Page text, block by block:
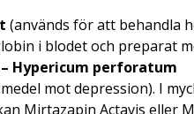
(används för att behandla
i blodet och preparat
Hypericum perforatum
mot depression). I
Mirtazapin Actavis eller